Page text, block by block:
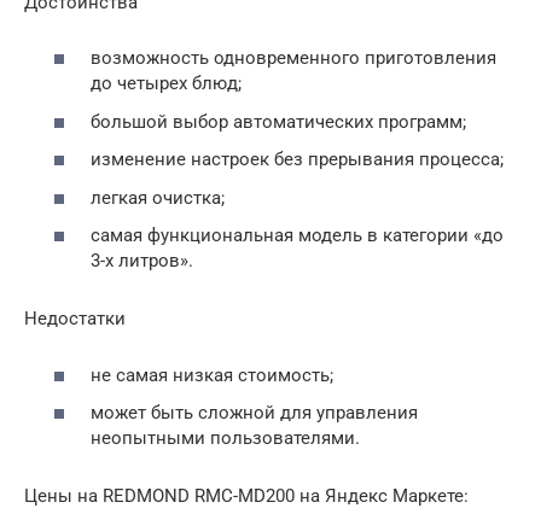
возможность одновременного приготовления
до четырех блюд;
большой выбор автоматических программ;
изменение настроек без прерывания процесса;
легкая очистка;
самая функциональная модель в категории «до
3-х литров».
Недостатки
не самая низкая стоимость;
может быть сложной для управления
неопытными пользователями.
Цены на REDMOND RMC-MD200 на Яндекс Маркете: